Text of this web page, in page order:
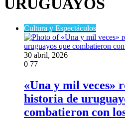
URUGUAYOS
Cultura y Espectáculos
30 abril, 2026
0 77
​«Una y mil veces»
historia de
combatieron con